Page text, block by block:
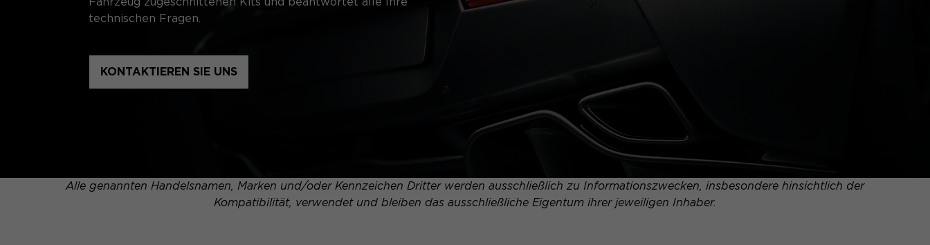
technischen Fragen.
KONTAKTIEREN SIE UNS
Alle genannten Handelsnamen, Marken und/oder Kennzeichen Dritter werden ausschließlich zu Informationszwecken, insbesondere hinsichtlich der
Kompatibilität, verwendet und bleiben das ausschließliche Eigentum ihrer jeweiligen Inhaber.